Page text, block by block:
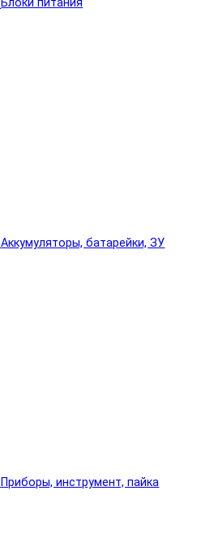
Блоки питания
Аккумуляторы, батарейки, ЗУ
Приборы, инструмент, пайка